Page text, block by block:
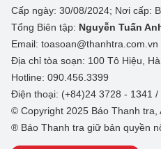
Cấp ngày: 30/08/2024; Nơi cấp:
Tổng Biên tập: Nguyễn Tuấn
Email: toasoan@thanhtra.com.vn
Địa chỉ tòa soạn: 100 Tô Hiệu,
Hotline: 090.456.3399
Điện thoại: (+84)24 3728 - 1341
© Copyright 2025 Báo Thanh tra,
® Báo Thanh tra giữ bản quyền